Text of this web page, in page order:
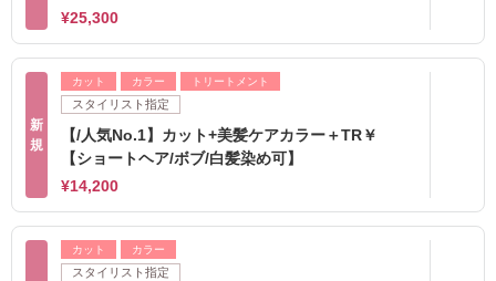
¥25,300
新
規
カット カラー トリートメント
スタイリスト指定
【/人気No.1】カット+美髪ケアカラー＋TR￥
【ショートヘア/ボブ/白髪染め可】
¥14,200
カット カラー
スタイリスト指定